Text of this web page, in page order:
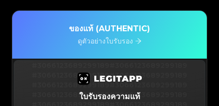
ของแท้ (AUTHENTIC)
ดูตัวอย่างใบรับรอง
#3066123689299189#3066123689299189
#3066123689299189#3066123689299189
#3066123689299189#3066123689299189
ใบรับรองความแท้